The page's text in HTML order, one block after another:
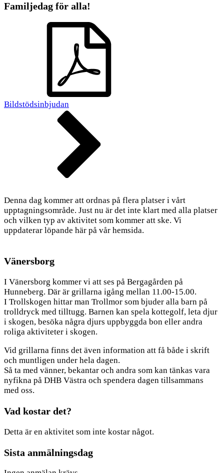
Familjedag för alla!
Bildstödsinbjudan
Denna dag kommer att ordnas på flera platser i vårt
upptagningsområde. Just nu är det inte klart med alla platser
och vilken typ av aktivitet som kommer att ske. Vi
uppdaterar löpande här på vår hemsida.
Vänersborg
I Vänersborg kommer vi att ses på Bergagården på
Hunneberg. Där är grillarna igång mellan 11.00-15.00.
I Trollskogen hittar man Trollmor som bjuder alla barn på
trolldryck med tilltugg. Barnen kan spela kottegolf, leta djur
i skogen, besöka några djurs uppbyggda bon eller andra
roliga aktiviteter i skogen.
Vid grillarna finns det även information att få både i skrift
och muntligen under hela dagen.
Så ta med vänner, bekantar och andra som kan tänkas vara
nyfikna på DHB Västra och spendera dagen tillsammans
med oss.
Vad kostar det?
Detta är en aktivitet som inte kostar något.
Sista anmälningsdag